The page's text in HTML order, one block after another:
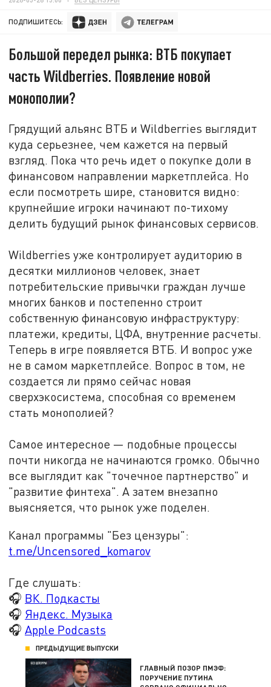
ПОДПИШИТЕСЬ:
Большой передел рынка: ВТБ покупает
часть Wildberries. Появление новой
монополии?
Грядущий альянс ВТБ и Wildberries выглядит
куда серьезнее, чем кажется на первый
взгляд. Пока что речь идет о покупке доли в
финансовом направлении маркетплейса. Но
если посмотреть шире, становится видно:
крупнейшие игроки начинают по-тихому
делить будущий рынок финансовых сервисов.
Wildberries уже контролирует аудиторию в
десятки миллионов человек, знает
потребительские привычки граждан лучше
многих банков и постепенно строит
собственную финансовую инфраструктуру:
платежи, кредиты, ЦФА, внутренние расчеты.
Теперь в игре появляется ВТБ. И вопрос уже
не в самом маркетплейсе. Вопрос в том, не
создается ли прямо сейчас новая
сверхэкосистема, способная со временем
стать монополией?
Самое интересное — подобные процессы
почти никогда не начинаются громко. Обычно
все выглядит как "точечное партнерство" и
"развитие финтеха". А затем внезапно
выясняется, что рынок уже поделен.
Канал программы "Без цензуры":
t.me/Uncensored_komarov
Где слушать:
🎧 ВК. Подкасты
🎧 Яндекс. Музыка
🎧 Apple Podcasts
ПРЕДЫДУЩИЕ ВЫПУСКИ
ГЛАВНЫЙ ПОЗОР ПМЭФ:
ПОРУЧЕНИЕ ПУТИНА